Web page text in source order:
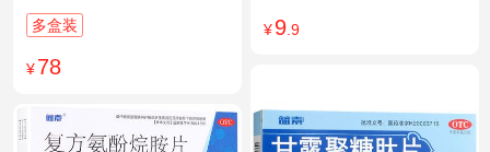
多盒装
¥78
¥9.9